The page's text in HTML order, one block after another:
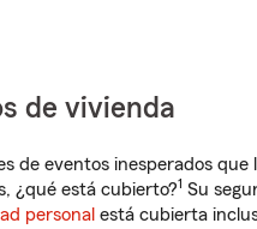
de vivienda
de eventos inesperados
¿qué está cubierto?1 Su
personal está cubierta